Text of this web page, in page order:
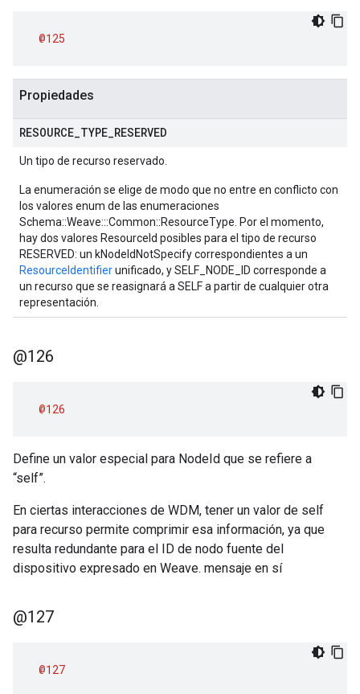
@125
Propiedades
RESOURCE TYPE RESERVED
Un tipo de recurso reservado.
La enumeración se elige de modo que no entre en conflicto con
los valores enum de las enumeraciones
Schema::Weave:::Common::ResourceType. Por el momento,
hay dos valores ResourceId posibles para el tipo de recurso
RESERVED: un kNodeIdNotSpecify correspondientes a un
ResourceIdentifierunificado, y SELF_NODE_ID corresponde a
un recurso que se reasignará a SELF a partir de cualquier otra
representación.
@126
@126
Define un valor especial para NodeId que se refiere a
“self”.
En ciertas interacciones de WDM, tener un valor de self
para recurso permite comprimir esa información, ya que
resulta redundante para el ID de nodo fuente del
dispositivo expresado en Weave. mensaje en sí
@127
@127